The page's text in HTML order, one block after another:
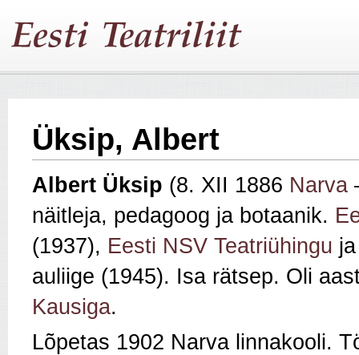
Üksip, Albert
Albert Üksip (8. XII 1886 Narva
näitleja, pedagoog ja botaanik.
(1937), Eesti NSV Teatriühingu
auliige (1945). Isa rätsep. Oli
Kausiga.
Lõpetas 1902 Narva linnakooli.